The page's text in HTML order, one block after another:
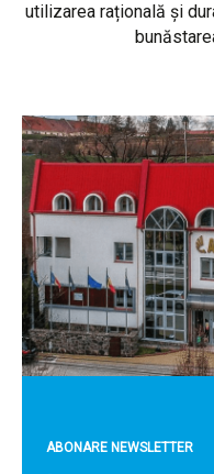
utilizarea rațională și
ABONARE NEWSLETTER